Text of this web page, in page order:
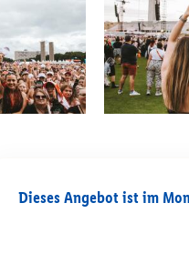
Dieses Angebot ist im